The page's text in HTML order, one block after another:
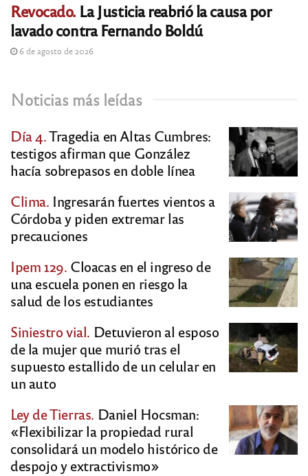
Revocado. La Justicia reabrió la causa por
lavado contra Fernando Boldú
6 de agosto de 2026
Noticias más leídas
Día 4.Tragedia en Altas Cumbres:
testigos afirman que González
hacía sobrepasos en doble línea
Clima. Ingresarán fuertes vientos a
Córdoba y piden extremar las
precauciones
Ipem 129. Cloacas en el ingreso de
una escuela ponen en riesgo la
salud de los estudiantes
Siniestro vial. Detuvieron al esposo
de la mujer que murió tras el
supuesto estallido de un celular en
un auto
Ley de Tierras. Daniel Hocsman:
«Flexibilizar la propiedad rural
consolidará un modelo histórico de
despojo y extractivismo»